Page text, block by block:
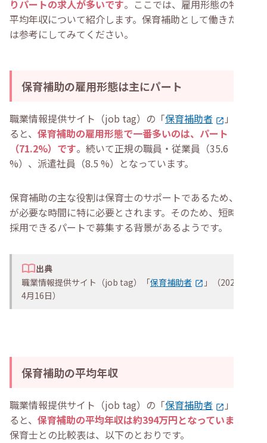
りパートの求人が多いです。ここでは、雇用形態の特徴や
平均年収について紹介します。保育補助として働きたい方
は参考にしてみてください。
保育補助の雇用形態は主にパート
職業情報提供サイト（job tag）の「保育補助者
」によ
ると、 保育補助の雇用形態で一番多いのは、パート
（71.2%）です。続いて正規の職員・従業員（35.6
%）、派遣社員（8.5 %）となっています。
保育補助の主な役割は保育士のサポートであるため、人手
が必要な時間に特に必要とされます。そのため、短時間で
採用できるパートで募集する背景があるようです。
出典
職業情報提供サイト（job tag）「保育補助者
」（2025年
4月16日）
保育補助の平均年収
職業情報提供サイト（job tag）の「保育補助者
」によ
ると、 保育補助の平均年収は約394万円となっています
保育士との比較表は、以下のとおりです。